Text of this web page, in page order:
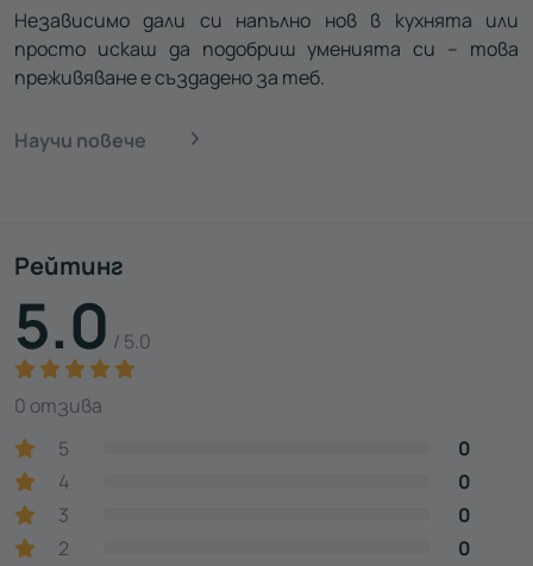
Независимо дали си напълно нов в кухнята или
просто искаш да подобриш уменията си – това
преживяване е създадено за теб.
Научи повече
Рейтинг
5.0 / 5.0
0 отзива
5
0
4
0
3
0
2
0